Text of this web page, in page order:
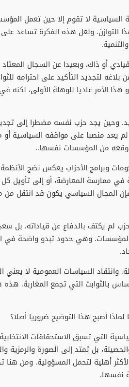
لا تقوم إلا حين تعمل
التوازن. ولعل هذه الفكرة تساعد
أو ذاك، وبعيدا عن السجال
لتجديد التأكيد على احترامه
الأمر عاديا للوهلة الأولى، لكنه
وحين يجد حزب نفسه مضطرا إلى
منصبا على مواقفه السياسية أو
من المؤسسات نفسها..
وبرامج الأحزاب يعكس نضج
ممارسة المعارضة، أو إلى تأويل كل
المجال السياسي يكون قد انتقل من
لم يكتف بالدفاع عن قياداته، بل
المؤسسات. وهي حدود تبدو واضحة في
وانتقاد السياسات العمومية لا
بالثوابت التي تجمع المغاربة.
أصبح هذا التوضيح ضروريا أصلا؟
التي تسبق الاستحقاقات
بل تمتد إلى الصورة
أهلية لتحمل المسؤولية. ومن هنا
نفسها.